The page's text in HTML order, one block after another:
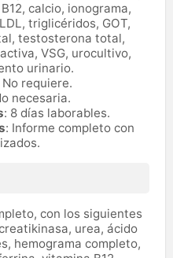
calcio, ionograma,
triglicéridos, GOT,
testosterona total,
VSG, urocultivo,
urinario.
No requiere.
necesaria.
: 8 días laborables.
: Informe completo con
con los siguientes
urea, ácido
hemograma completo,